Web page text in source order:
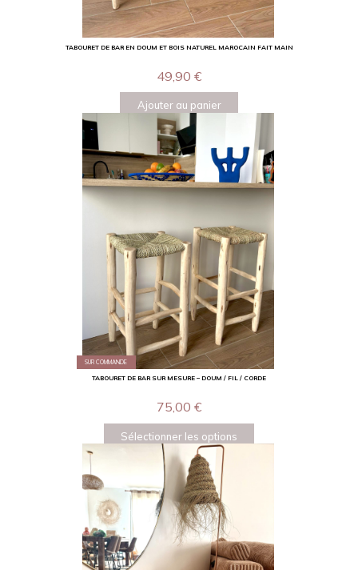
TABOURET DE BAR EN DOUM ET BOIS NATUREL MAROCAIN FAIT MAIN
49,90 €
Ajouter au panier
SUR COMMANDE
TABOURET DE BAR SUR MESURE – DOUM / FIL / CORDE
75,00 €
Sélectionner les options